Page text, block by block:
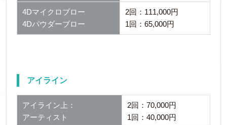
4Dマイクロブロー
4Dパウダーブロー
2回：111,000円
1回：65,000円
アイライン
アイライン上：
アーティスト
2回：70,000円
1回：40,000円